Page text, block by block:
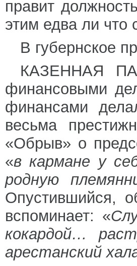
правит
этим едва ли что
В губернское
КАЗЕННАЯ
финансовыми
финансами
весьма
«Обрыв» о
«в кармане у
родную
Опустившийся,
вспоминает: «
кокардой…
арестанский